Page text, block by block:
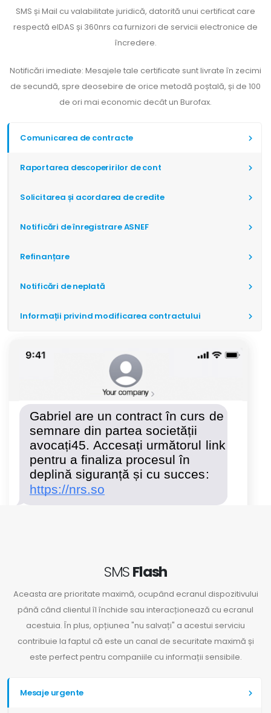
SMS și Mail cu valabilitate juridică, datorită unui certificat care
respectă eIDAS și 360nrs ca furnizori de servicii electronice de
încredere.
Notificări imediate: Mesajele tale certificate sunt livrate în zecimi
de secundă, spre deosebire de orice metodă poștală, și de 100
de ori mai economic decât un Burofax.
Comunicarea de contracte
Raportarea descoperirilor de cont
Solicitarea și acordarea de credite
Notificări de înregistrare ASNEF
Refinanțare
Notificări de neplată
Informații privind modificarea contractului
SMSFlash
Aceasta are prioritate maximă, ocupând ecranul dispozitivului
până când clientul îl închide sau interacționează cu ecranul
acestuia. În plus, opțiunea "nu salvați" a acestui serviciu
contribuie la faptul că este un canal de securitate maximă și
este perfect pentru companiile cu informații sensibile.
Mesaje urgente